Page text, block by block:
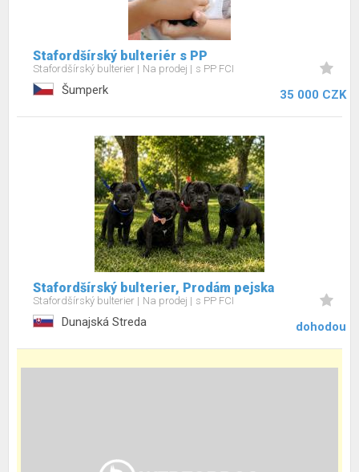
Stafordšírský bulteriér s PP
Stafordšírský bulterier Na prodej s PP FCI
Šumperk 35 000 CZK
Stafordšírský bulterier, Prodám pejska
Stafordšírský bulterier Na prodej s PP FCI
Dunajská Streda dohodou